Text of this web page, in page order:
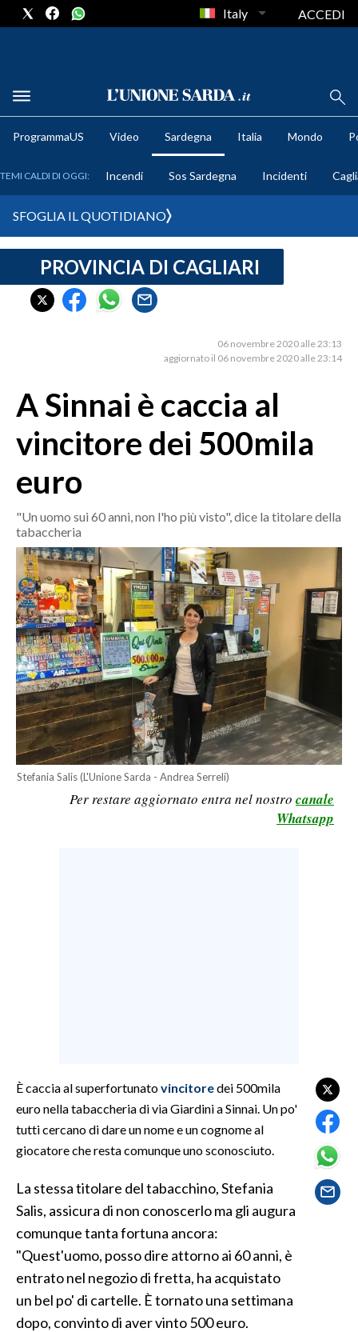
METEO
CRONACA SARDEGNA
CAGLIARI
SASSARI E PROVINCIA
GALLURA
OGLIASTRA
CRONACA
ITALIA
MONDO
POLITICA
ECONOMIA
SERVIZI ALLE IMPRESE
LAVORO
BANDI
SPORT IN SARDEGNA
SPETTACOLI
GOSSIP
SALUTE
SARDI NEL MONDO
Italy ACCEDI
ProgrammaUS Video Sardegna Italia Mondo
TEMI CALDI DI OGGI: Incendi Sos Sardegna Incidenti
SFOGLIA IL QUOTIDIANO
PROVINCIA DI CAGLIARI
06 novembre 2020 alle 23:13
aggiornato il 06 novembre 2020 alle 23:14
A Sinnai è caccia al
vincitore dei 500mila
euro
"Un uomo sui 60 anni, non l'ho più visto", dice la titolare della
tabaccheria
Stefania Salis (L'Unione Sarda - Andrea Serreli)
Per restare aggiornato entra nel nostro canale
Whatsapp
È caccia al superfortunatovincitoredei 500mila
euro nella tabaccheria di via Giardini a Sinnai. Un po'
tutti cercano di dare un nome e un cognome al
giocatore che resta comunque uno sconosciuto.
La stessa titolare del tabacchino, Stefania
Salis, assicura di non conoscerlo ma gli augura
comunque tanta fortuna ancora:
"Quest'uomo, posso dire attorno ai 60 anni, è
entrato nel negozio di fretta, ha acquistato
un bel po' di cartelle. È tornato una settimana
dopo, convinto di aver vinto 500 euro.